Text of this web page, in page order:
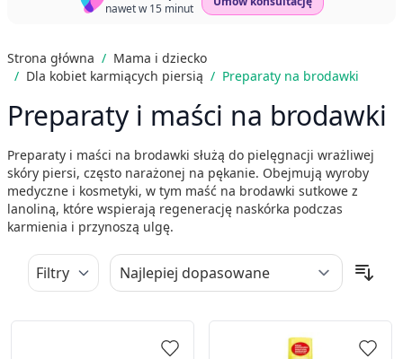
nawet w 15 minut
Strona główna / Mama i dziecko
/ Dla kobiet karmiących piersią / Preparaty na brodawki
Preparaty i maści na brodawki
Preparaty i maści na brodawki służą do pielęgnacji wrażliwej
skóry piersi, często narażonej na pękanie. Obejmują wyroby
medyczne i kosmetyki, w tym maść na brodawki sutkowe z
lanoliną, które wspierają regenerację naskórka podczas
karmienia i przynoszą ulgę.
Filtry